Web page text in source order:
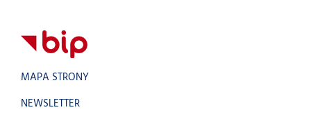
MAPA STRONY
NEWSLETTER